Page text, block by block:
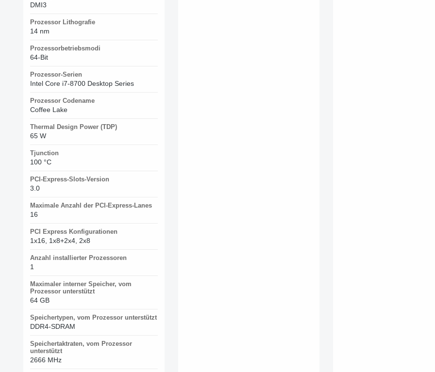
DMI3
Prozessor Lithografie
14 nm
Prozessorbetriebsmodi
64-Bit
Prozessor-Serien
Intel Core i7-8700 Desktop Series
Prozessor Codename
Coffee Lake
Thermal Design Power (TDP)
65 W
Tjunction
100 °C
PCI-Express-Slots-Version
3.0
Maximale Anzahl der PCI-Express-Lanes
16
PCI Express Konfigurationen
1x16, 1x8+2x4, 2x8
Anzahl installierter Prozessoren
1
Maximaler interner Speicher, vom
Prozessor unterstützt
64 GB
Speichertypen, vom Prozessor unterstützt
DDR4-SDRAM
Speichertaktraten, vom Prozessor
unterstützt
2666 MHz